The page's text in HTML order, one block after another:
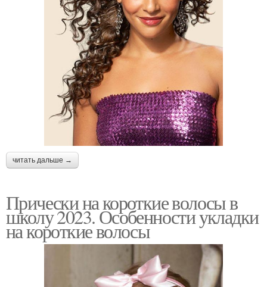
читать дальше →
Прически на короткие волосы в
школу 2023. Особенности укладки
на короткие волосы